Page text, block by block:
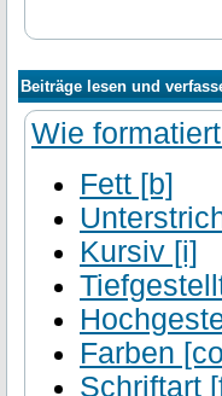
Beiträge lesen und
Wie
Fett [b]
Kursiv [i]
Farben
Schriftart